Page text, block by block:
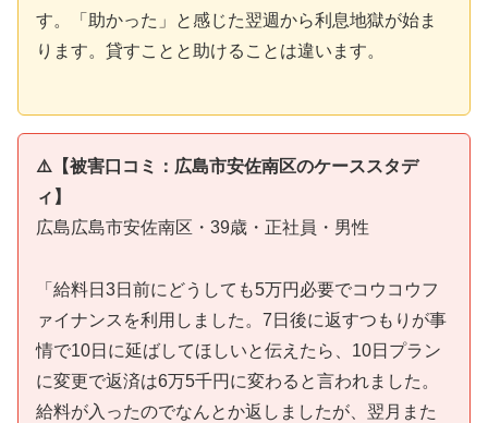
す。「助かった」と感じた翌週から利息地獄が始ま
ります。貸すことと助けることは違います。
⚠️【被害口コミ：広島市安佐南区のケーススタデ
ィ】
広島広島市安佐南区・39歳・正社員・男性
「給料日3日前にどうしても5万円必要でコウコウフ
ァイナンスを利用しました。7日後に返すつもりが事
情で10日に延ばしてほしいと伝えたら、10日プラン
に変更で返済は6万5千円に変わると言われました。
給料が入ったのでなんとか返しましたが、翌月また